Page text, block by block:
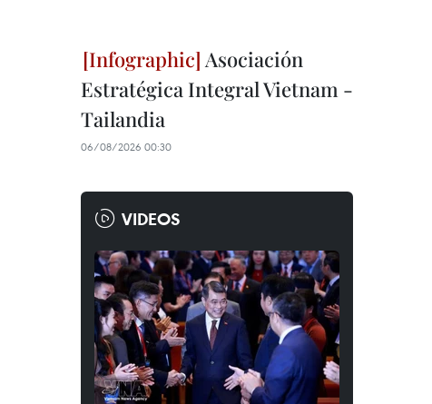
Asociación
Estratégica Integral Vietnam -
Tailandia
06/08/2026 00:30
VIDEOS